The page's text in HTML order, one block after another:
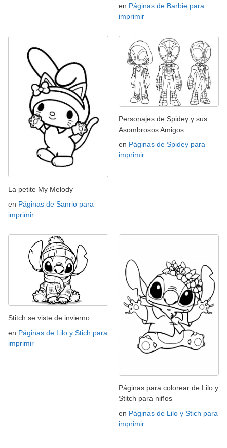
en Páginas de Barbie para
imprimir
La petite My Melody
en Páginas de Sanrio para
imprimir
Personajes de Spidey y sus
Asombrosos Amigos
en Páginas de Spidey para
imprimir
Stitch se viste de invierno
en Páginas de Lilo y Stich para
imprimir
Páginas para colorear de Lilo y
Stitch para niños
en Páginas de Lilo y Stich para
imprimir